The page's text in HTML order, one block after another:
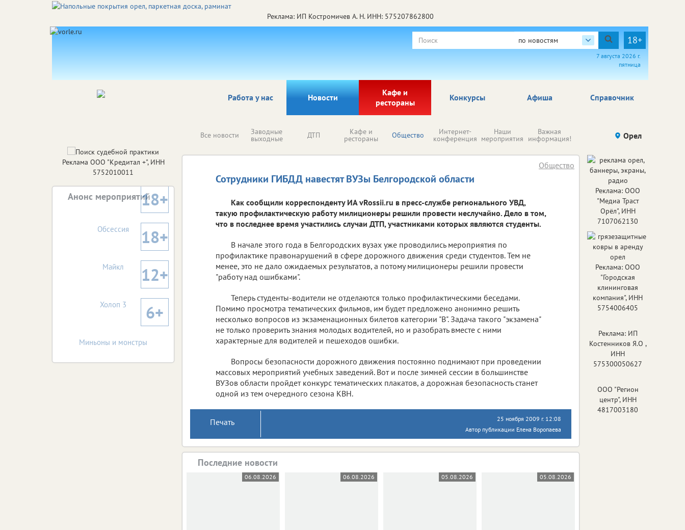
Реклама: ИП Костромичев А. Н. ИНН: 575207862800
по новостям 18+
7 августа 2026 г.
пятница
Работа у нас Новости
Кафе и
рестораны
Афиша Справочник
Конкурсы
Все новости Заводные
выходные ДТП Кафе и
рестораны Общество Интернет-
конференция
Наши
мероприятия
Важная
информация! Происшествия Здоровье
Орел
Сотрудники ГИБДД навестят ВУЗы Белгородской области
Общество
Как сообщили корреспонденту ИА vRossii.ru в пресс-службе регионального УВД,
такую профилактическую работу милиционеры решили провести неслучайно. Дело в том,
что в последнее время участились случаи ДТП, участниками которых являются студенты.
В начале этого года в Белгородских вузах уже проводились мероприятия по
профилактике правонарушений в сфере дорожного движения среди студентов. Тем не
менее, это не дало ожидаемых результатов, а потому милиционеры решили провести
"работу над ошибками".
Теперь студенты-водители не отделаются только профилактическими беседами.
Помимо просмотра тематических фильмов, им будет предложено анонимно решить
несколько вопросов из экзаменационных билетов категории "В". Задача такого "экзамена"
не только проверить знания молодых водителей, но и разобрать вместе с ними
характерные для водителей и пешеходов ошибки.
Вопросы безопасности дорожного движения постоянно поднимают при проведении
массовых мероприятий учебных заведений. Вот и после зимней сессии в большинстве
ВУЗов области пройдет конкурс тематических плакатов, а дорожная безопасность станет
одной из тем очередного сезона КВН.
Печать
25 ноября 2009 г. 12:08
Автор публикации Елена Воропаева
Последние новости
06.08.2026 06.08.2026 05.08.2026 05.08.2026
Реклама ООО "Кредитал +", ИНН
5752010011
Анонс мероприятий18+
Обсессия 18+
Майкл 12+
Холоп 3 6+
Миньоны и монстры
Реклама: ООО
"Медиа Траст
Орёл", ИНН
7107062130
Реклама: ООО
"Городская
клининговая
компания", ИНН
5754006405
Реклама: ИП
Костенников Я.О ,
ИНН
575300050627
ООО "Регион
центр", ИНН
4817003180